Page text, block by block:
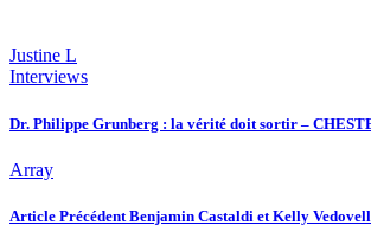
Justine L
Interviews
Dr. Philippe Grunberg : la vérité doit sortir –
Array
Article Précédent Benjamin Castaldi et Kelly